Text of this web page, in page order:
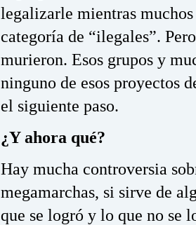
legalizarle mientras
categoría de “ilegales”.
murieron. Esos grupos y
ninguno de esos proyectos
el siguiente paso.
¿Y ahora qué?
Hay mucha controversia
megamarchas, si sirve de
que se logró y lo que no se